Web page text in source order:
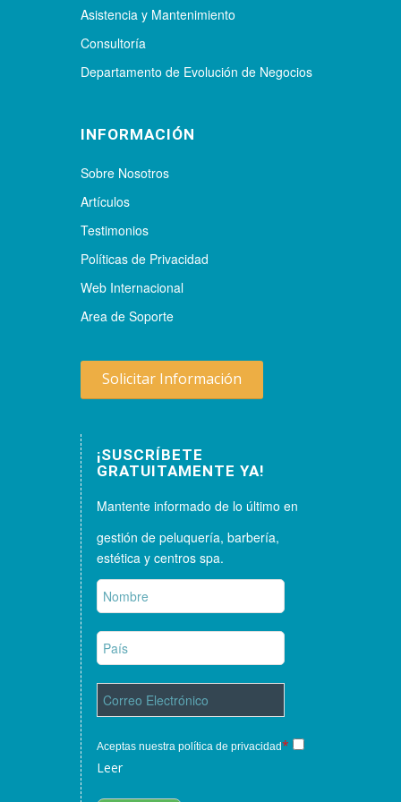
Asistencia y Mantenimiento
Consultoría
Departamento de Evolución de Negocios
INFORMACIÓN
Sobre Nosotros
Artículos
Testimonios
Políticas de Privacidad
Web Internacional
Area de Soporte
Solicitar Información
¡SUSCRÍBETE
GRATUITAMENTE YA!
Mantente informado de lo último en
gestión de peluquería, barbería,
estética y centros spa.
Aceptas nuestra política de privacidad*
Leer